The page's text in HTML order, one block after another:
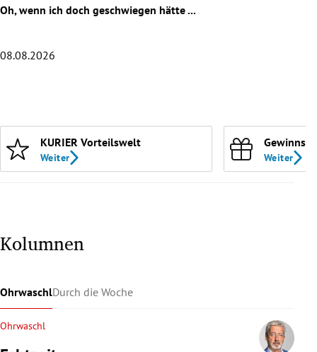
Untermenü
Untermenü
Untermenü
Oh, wenn ich doch geschwiegen hätte ...
08.08.2026
KURIER Vorteilswelt
Weiter Weiter
Kolumnen
OhrwaschlDurch die Woche
Ohrwaschl